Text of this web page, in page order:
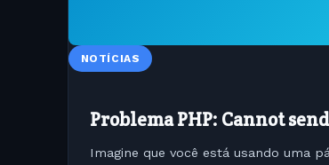
NOTÍCIAS
Problema PHP: Cannot
Imagine que você está usando uma